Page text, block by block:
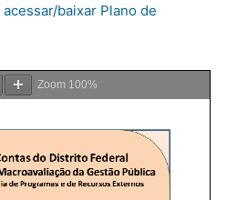
baixar Plano de
Zoom 100%